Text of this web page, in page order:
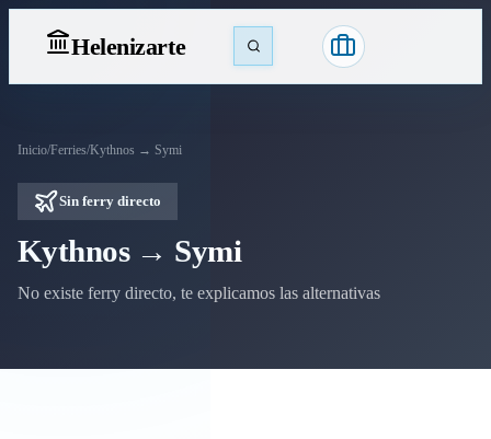
Helenizarte
Inicio/Ferries/Kythnos → Symi
Sin ferry directo
Kythnos → Symi
No existe ferry directo, te explicamos las alternativas